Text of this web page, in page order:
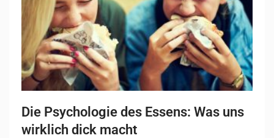
Die Psychologie des Essens: Was uns
wirklich dick macht